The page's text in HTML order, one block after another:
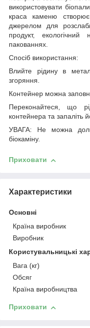
використовувати
краса каменю
джерелом для
продукт,
пакованнях.
Спосіб використання:
Влийте рідину в
згоряння.
Контейнер можна
Переконайтеся, що
контейнера та запаліть
УВАГА: Не можна
біокаміну.
Приховати
Характеристики
Основні
Країна виробник
Виробник
Користувальницькі
Вага (кг)
Обсяг
Країна виробництва
Приховати